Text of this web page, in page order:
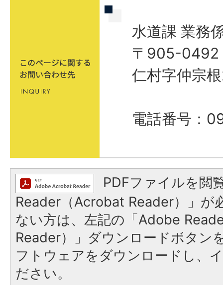
水道課 業務
〒905-0492
仁村字仲宗
電話番号：
PDFファイルを閲
Reader（Acrobat Reader）」が
ない方は、左記の「Adobe
Reader）」ダウンロードボタン
フトウェアをダウンロードし、
ださい。